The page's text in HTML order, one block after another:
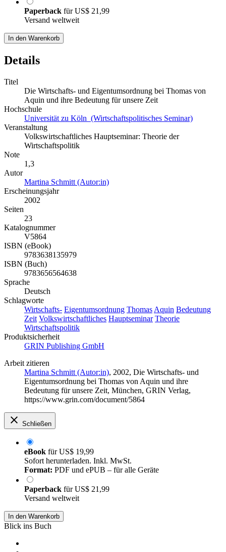
Paperback fürUS$ 21,99
Versand weltweit
In den Warenkorb
Details
Titel
Die Wirtschafts- und Eigentumsordnung bei Thomas von
Aquin und ihre Bedeutung für unsere Zeit
Hochschule
Universität zu Köln (Wirtschaftspolitisches Seminar)
Veranstaltung
Volkswirtschaftliches Hauptseminar: Theorie der
Wirtschaftspolitik
Note
1,3
Autor
Martina Schmitt (Autor:in)
Erscheinungsjahr
2002
Seiten
23
Katalognummer
V5864
ISBN (eBook)
9783638135979
ISBN (Buch)
9783656564638
Sprache
Deutsch
Schlagworte
Wirtschafts- Eigentumsordnung Thomas Aquin Bedeutung
Zeit Volkswirtschaftliches Hauptseminar Theorie
Wirtschaftspolitik
Produktsicherheit
GRIN Publishing GmbH
Arbeit zitieren
Martina Schmitt (Autor:in), 2002, Die Wirtschafts- und
Eigentumsordnung bei Thomas von Aquin und ihre
Bedeutung für unsere Zeit, München, GRIN Verlag,
https://www.grin.com/document/5864
Schließen
eBook fürUS$ 19,99
Sofort herunterladen. Inkl. MwSt.
Format: PDF und ePUB – für alle Geräte
Paperback fürUS$ 21,99
Versand weltweit
In den Warenkorb
Blick ins Buch